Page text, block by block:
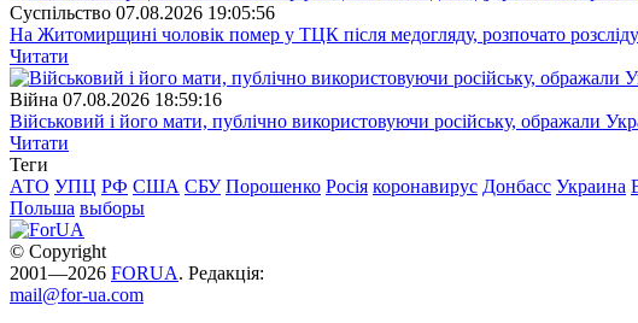
Суспiльство 07.08.2026 19:05:56
На Житомирщині чоловік помер у ТЦК після медогляду, розпочато
Читати
Війна 07.08.2026 18:59:16
Військовий і його мати, публічно використовуючи російську, ображали
Читати
Теги
АТО УПЦ РФ США СБУ Порошенко Росія коронавирус Донбасс Украина
Польша выборы
© Copyright
2001—2026 FORUA. Редакція:
mail@for-ua.com